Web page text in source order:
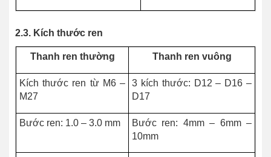
2.3. Kích thước ren
Thanh ren thường Thanh ren vuông
Kích thước ren từ M6 –
M27
3 kích thước: D12 – D16 –
D17
Bước ren: 1.0 – 3.0 mm
Bước ren: 4mm – 6mm –
10mm